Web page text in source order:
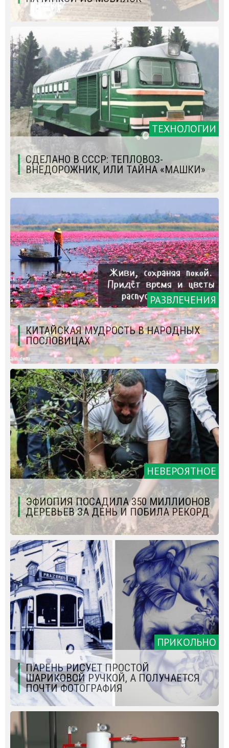
ТЕХНОЛОГИИ
СДЕЛАНО В СССР: ТЕПЛОВОЗ-
ВНЕДОРОЖНИК, ИЛИ ТАЙНА «МАШКИ»
РАЗВЛЕЧЕНИЯ
КИТАЙСКАЯ МУДРОСТЬ В НАРОДНЫХ
ПОСЛОВИЦАХ
НЕВЕРОЯТНОЕ
ЭФИОПИЯ ПОСАДИЛА 350 МИЛЛИОНОВ
ДЕРЕВЬЕВ ЗА ДЕНЬ И ПОБИЛА РЕКОРД
ПРИКОЛЬНО
ПАРЕНЬ РИСУЕТ ПРОСТОЙ
ШАРИКОВОЙ РУЧКОЙ, А ПОЛУЧАЕТСЯ
ПОЧТИ ФОТОГРАФИЯ